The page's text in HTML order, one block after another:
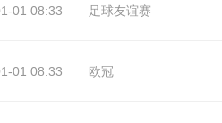
01 08:33 足球友谊赛
01 08:33 欧冠